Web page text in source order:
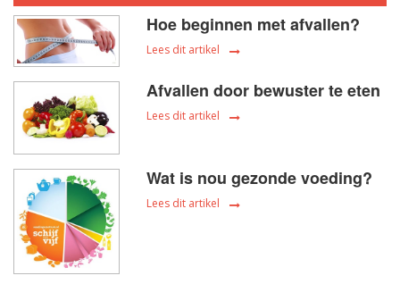
Hoe beginnen met afvallen?
Lees dit artikel
Afvallen door bewuster te eten
Lees dit artikel
Wat is nou gezonde voeding?
Lees dit artikel